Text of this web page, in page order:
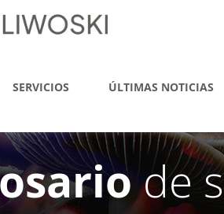
SERVICIOS ÚLTIMAS NOTICIAS
de